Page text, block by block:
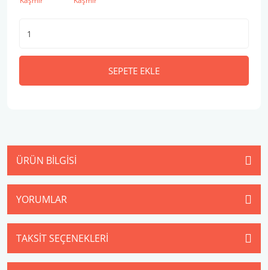
SEPETE EKLE
ÜRÜN BILGISI
YORUMLAR
TAKSIT SEÇENEKLERI